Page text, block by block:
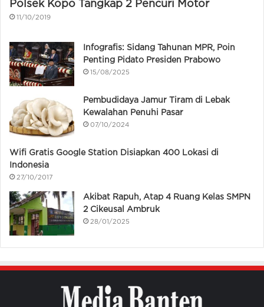
Polsek Kopo Tangkap 2 Pencuri Motor
11/10/2019
Infografis: Sidang Tahunan MPR, Poin
Penting Pidato Presiden Prabowo
15/08/2025
Pembudidaya Jamur Tiram di Lebak
Kewalahan Penuhi Pasar
07/10/2024
Wifi Gratis Google Station Disiapkan 400 Lokasi di
Indonesia
27/10/2017
Akibat Rapuh, Atap 4 Ruang Kelas SMPN
2 Cikeusal Ambruk
28/01/2025